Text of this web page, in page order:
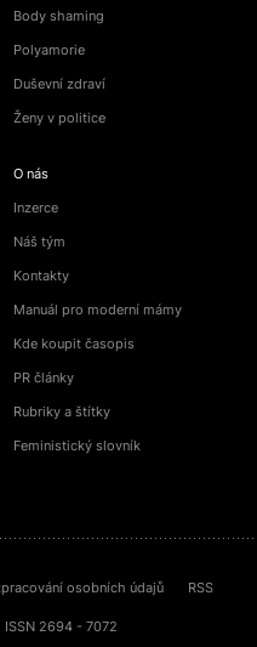
Body shaming
Polyamorie
Duševní zdraví
Ženy v politice
O nás
Inzerce
Náš tým
Kontakty
Manuál pro moderní mámy
Kde koupit časopis
PR články
Rubriky a štítky
Feministický slovník
osobních údajů RSS
2694 - 7072